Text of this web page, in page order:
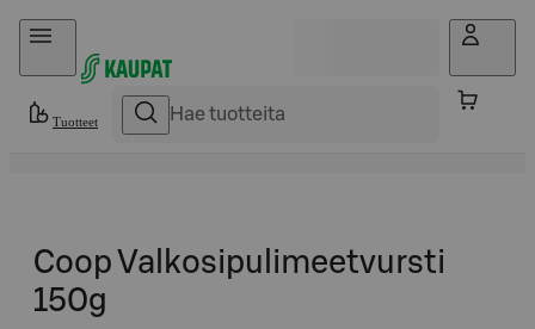
Hyppää sisältöön
Tuotteet
Coop Valkosipulimeetvursti
150g